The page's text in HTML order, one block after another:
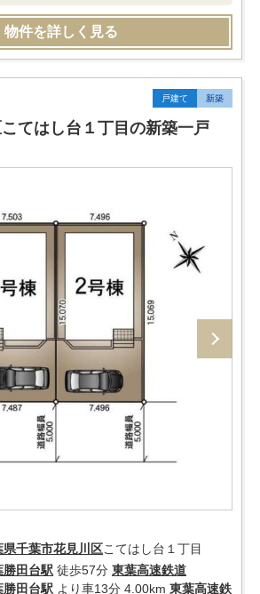
物件を詳しく見る
戸建て 新築
てはし台１丁目の新築一戸
県千葉市花見川区こてはし台１丁目
勝田台駅 徒歩57分 東葉高速鉄道
勝田台駅 より車13分 4.00km 東葉高速鉄